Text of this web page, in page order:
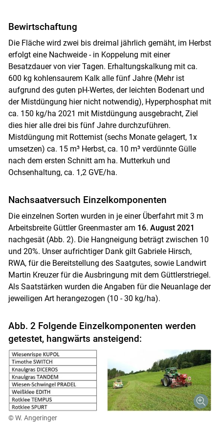
Skip to main content
Bewirtschaftung
Die Fläche wird zwei bis dreimal jährlich gemäht, im Herbst
erfolgt eine Nachweide - in Koppelung mit einer
Besatzdauer von vier Tagen. Erhaltungskalkung mit ca.
600 kg kohlensaurem Kalk alle fünf Jahre (Mehr ist
aufgrund des guten pH-Wertes, der leichten Bodenart und
der Mistdüngung hier nicht notwendig), Hyperphosphat mit
ca. 150 kg/ha 2021 mit Mistdüngung ausgebracht, Ziel
dies hier alle drei bis fünf Jahre durchzuführen.
Mistdüngung mit Rottemist (sechs Monate gelagert, 1x
umsetzen) ca. 15 m³ Herbst, ca. 10 m³ verdünnte Gülle
nach dem ersten Schnitt am ha. Mutterkuh und
Ochsenhaltung, ca. 1,2 GVE/ha.
Nachsaatversuch Einzelkomponenten
Die einzelnen Sorten wurden in je einer Überfahrt mit 3 m
Arbeitsbreite Güttler Greenmaster am 16. August 2021
nachgesät (Abb. 2). Die Hangneigung beträgt zwischen 10
und 20%. Unser aufrichtiger Dank gilt Gabriele Hirsch,
RWA, für die Bereitstellung des Saatgutes, sowie Landwirt
Martin Kreuzer für die Ausbringung mit dem Güttlerstriegel.
Als Saatstärken wurden die Angaben für die Neuanlage der
jeweiligen Art herangezogen (10 - 30 kg/ha).
Abb. 2 Folgende Einzelkomponenten werden
getestet, hangwärts ansteigend:
© W. Angeringer